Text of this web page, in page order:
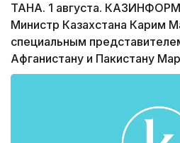
ТАНА. 1 августа.
Министр Казахстана Карим
специальным
Афганистану и Пакистану